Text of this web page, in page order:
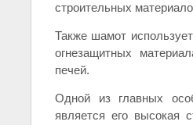
строительных
Также шамот
огнезащитных
печей.
Одной из главных
является его высокая